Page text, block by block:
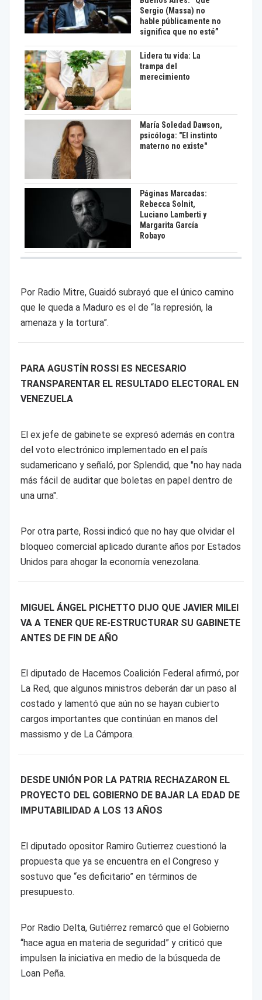
Sergio (Massa) no
hable públicamente no
significa que no esté”
Lidera tu vida: La
trampa del
merecimiento
María Soledad Dawson,
psicóloga: "El instinto
materno no existe"
Páginas Marcadas:
Rebecca Solnit,
Luciano Lamberti y
Margarita García
Robayo
Por Radio Mitre, Guaidó subrayó que el único camino
que le queda a Maduro es el de “la represión, la
amenaza y la tortura”.
PARA AGUSTÍN ROSSI ES NECESARIO
TRANSPARENTAR EL RESULTADO ELECTORAL EN
VENEZUELA
El ex jefe de gabinete se expresó además en contra
del voto electrónico implementado en el país
sudamericano y señaló, por Splendid, que "no hay nada
más fácil de auditar que boletas en papel dentro de
una urna".
Por otra parte, Rossi indicó que no hay que olvidar el
bloqueo comercial aplicado durante años por Estados
Unidos para ahogar la economía venezolana.
MIGUEL ÁNGEL PICHETTO DIJO QUE JAVIER MILEI
VA A TENER QUE RE-ESTRUCTURAR SU GABINETE
ANTES DE FIN DE AÑO
El diputado de Hacemos Coalición Federal afirmó, por
La Red, que algunos ministros deberán dar un paso al
costado y lamentó que aún no se hayan cubierto
cargos importantes que continúan en manos del
massismo y de La Cámpora.
DESDE UNIÓN POR LA PATRIA RECHAZARON EL
PROYECTO DEL GOBIERNO DE BAJAR LA EDAD DE
IMPUTABILIDAD A LOS 13 AÑOS
El diputado opositor Ramiro Gutierrez cuestionó la
propuesta que ya se encuentra en el Congreso y
sostuvo que “es deficitario” en términos de
presupuesto.
Por Radio Delta, Gutiérrez remarcó que el Gobierno
“hace agua en materia de seguridad” y criticó que
impulsen la iniciativa en medio de la búsqueda de
Loan Peña.